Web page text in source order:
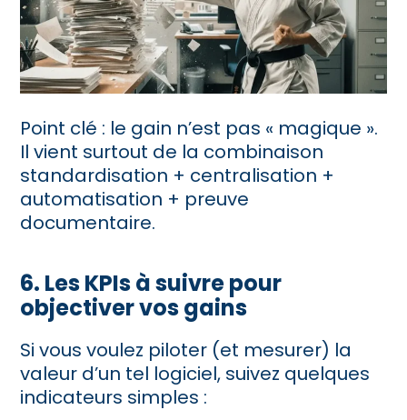
Point clé : le gain n’est pas « magique ».
Il vient surtout de la combinaison
standardisation + centralisation +
automatisation + preuve
documentaire.
6. Les KPIs à suivre pour
objectiver vos gains
Si vous voulez piloter (et mesurer) la
valeur d’un tel logiciel, suivez quelques
indicateurs simples :